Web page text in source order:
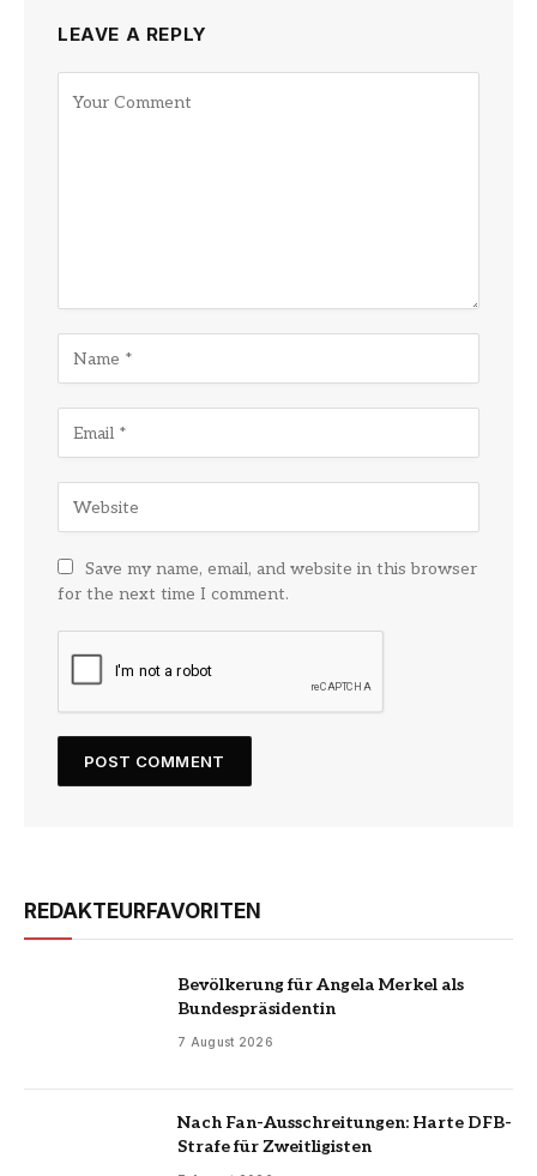
LEAVE A REPLY
Save my name, email, and website in this browser
for the next time I comment.
REDAKTEURFAVORITEN
Bevölkerung für Angela Merkel als
Bundespräsidentin
7 August 2026
Nach Fan-Ausschreitungen: Harte DFB-
Strafe für Zweitligisten